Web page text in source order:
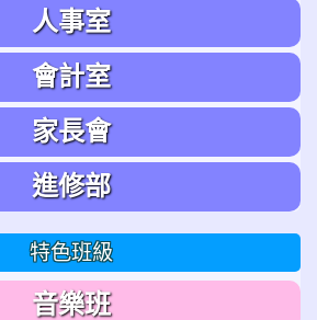
人事室
會計室
家長會
進修部
特色班級
音樂班